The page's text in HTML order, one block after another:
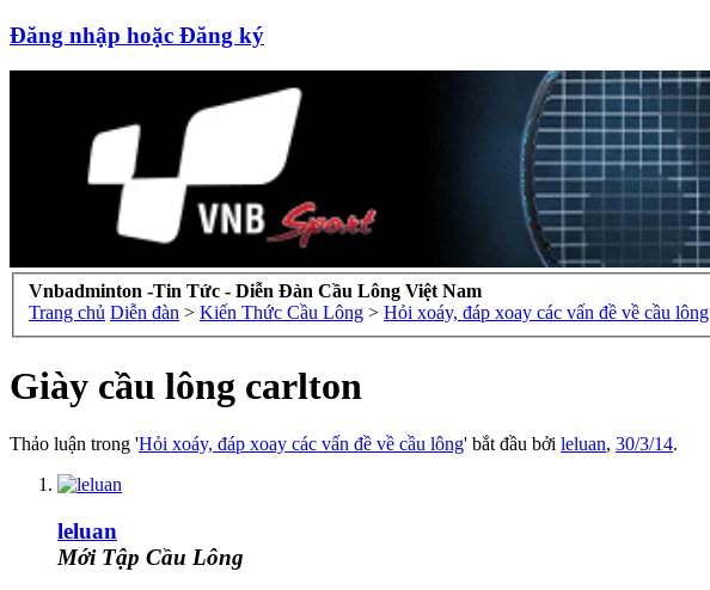
Đăng nhập hoặc Đăng ký
Vnbadminton -Tin Tức - Diễn Đàn Cầu Lông Việt Nam
Trang chủ Diễn đàn > Kiến Thức Cầu Lông > Hỏi xoáy, đáp xoay các vấn đề về cầu lông
Giày cầu lông carlton
Thảo luận trong 'Hỏi xoáy, đáp xoay các vấn đề về cầu lông' bắt đầu bởi leluan, 30/3/14.
leluan
Mới Tập Cầu Lông